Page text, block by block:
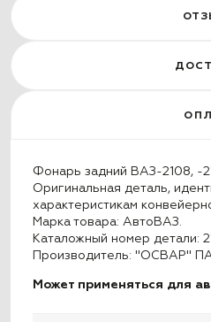
Фонарь задний ВАЗ-2108, -
Оригинальная деталь,
характеристикам
Марка товара: АвтоВАЗ.
Каталожный номер детали:
Производитель: "ОСВАР"
Может применяться для